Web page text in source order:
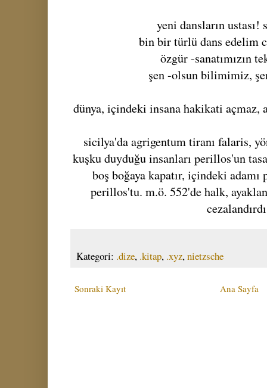
yeni dansların ustası!
bin bir türlü dans edelim
özgür -sanatımızın
şen -olsun bilimimiz,
dünya, içindeki insana hakikati açmaz,
sicilya'da agrigentum tiranı falaris,
kuşku duyduğu insanları perillos'un
boş boğaya kapatır, içindeki
perillos'tu. m.ö. 552'de halk,
Kategori: .dize, .kitap, .xyz,nietzsche
Sonraki Kayıt Ana Sayfa